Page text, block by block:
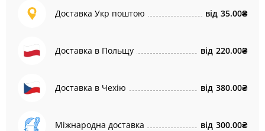
Доставка Укр поштою від 35.00₴
Доставка в Польщу від 220.00₴
Доставка в Чехію від 380.00₴
Міжнародна доставка від 300.00₴